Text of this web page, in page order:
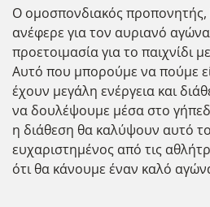
Ο ομοσπονδιακός
ανέφερε για τον αυριανό
προετοιμασία για το παιχνίδι
Αυτό που μπορούμε να πούμε
έχουν μεγάλη ενέργεια και
να δουλέψουμε μέσα στο
η διάθεση θα καλύψουν αυτό
ευχαριστημένος από τις
ότι θα κάνουμε έναν καλό